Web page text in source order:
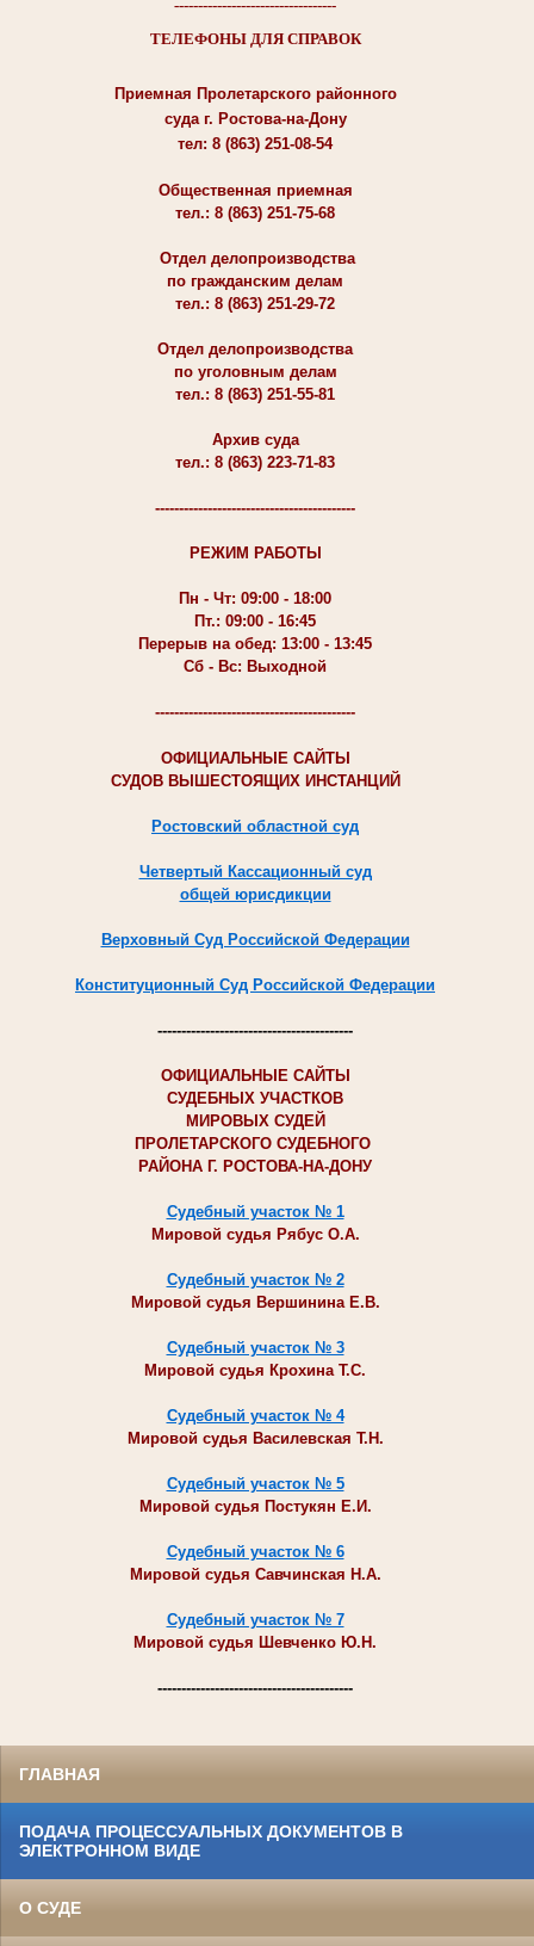
----------------------------------
ТЕЛЕФОНЫ ДЛЯ СПРАВОК
Приемная Пролетарского районного
суда г. Ростова-на-Дону
тел: 8 (863) 251-08-54
Общественная приемная
тел.: 8 (863) 251-75-68
Отдел делопроизводства
по гражданским делам
тел.: 8 (863) 251-29-72
Отдел делопроизводства
по уголовным делам
тел.: 8 (863) 251-55-81
Архив суда
тел.: 8 (863) 223-71-83
------------------------------------------
РЕЖИМ РАБОТЫ
Пн - Чт: 09:00 - 18:00
Пт.: 09:00 - 16:45
Перерыв на обед: 13:00 - 13:45
Сб - Вс: Выходной
------------------------------------------
ОФИЦИАЛЬНЫЕ САЙТЫ
СУДОВ ВЫШЕСТОЯЩИХ ИНСТАНЦИЙ
Ростовский областной суд
Четвертый Кассационный суд
общей юрисдикции
Верховный Суд Российской Федерации
Конституционный Суд Российской Федерации
-----------------------------------------
ОФИЦИАЛЬНЫЕ САЙТЫ
СУДЕБНЫХ УЧАСТКОВ
МИРОВЫХ СУДЕЙ
ПРОЛЕТАРСКОГО СУДЕБНОГО
РАЙОНА Г. РОСТОВА-НА-ДОНУ
Судебный участок № 1
Мировой судья Рябус О.А.
Судебный участок № 2
Мировой судья Вершинина Е.В.
Судебный участок № 3
Мировой судья Крохина Т.С.
Судебный участок № 4
Мировой судья Василевская Т.Н.
Судебный участок № 5
Мировой судья Постукян Е.И.
Судебный участок № 6
Мировой судья Савчинская Н.А.
Судебный участок № 7
Мировой судья Шевченко Ю.Н.
-----------------------------------------
ГЛАВНАЯ
ПОДАЧА ПРОЦЕССУАЛЬНЫХ ДОКУМЕНТОВ В
ЭЛЕКТРОННОМ ВИДЕ
О СУДЕ